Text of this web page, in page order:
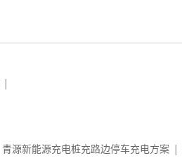
青源新能源充电桩充路边停车充电方案